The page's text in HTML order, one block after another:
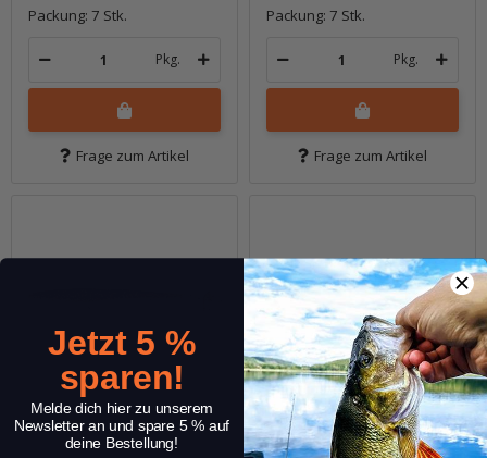
Packung: 7 Stk.
Pkg.
Frage zum Artikel
Packung: 7 Stk.
Pkg.
Frage zum Artikel
Jetzt 5 %
sparen!
Melde dich hier zu unserem
Newsletter an und spare 5 % auf
deine Bestellung!